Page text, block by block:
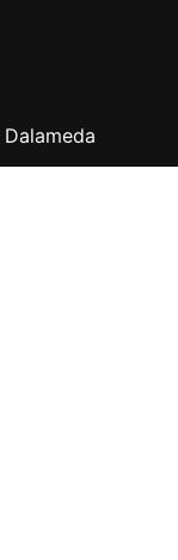
Dalameda